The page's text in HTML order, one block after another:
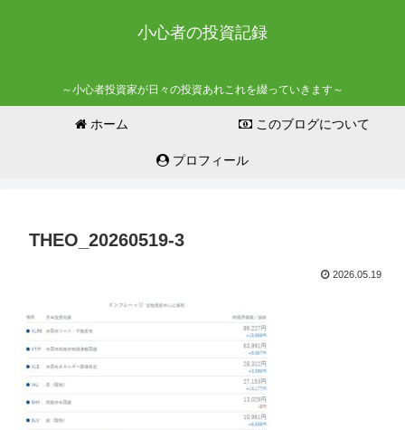
小心者の投資記録
～小心者投資家が日々の投資あれこれを綴っていきます～
ホーム このブログについて
プロフィール
THEO_20260519-3
2026.05.19